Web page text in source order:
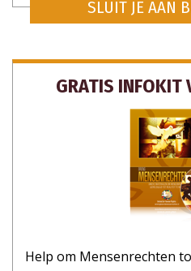
SLUIT JE AAN
GRATIS INFOKIT
Help om Mensenrechten